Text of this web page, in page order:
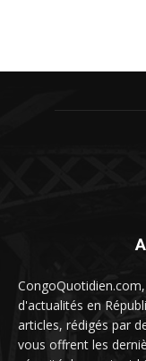
d'actualités en
articles, rédigés par
vous offrent les